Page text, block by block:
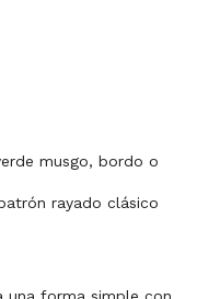
musgo, bordo o
rayado clásico